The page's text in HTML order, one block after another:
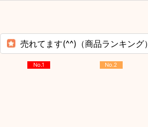
売れてます(^^)（商品ランキング）
No.1 No.2